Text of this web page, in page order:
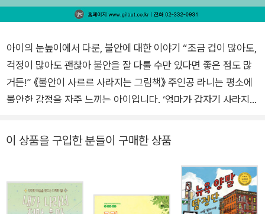
아이의 눈높이에서 다룬, 불안에 대한 이야기 “조금 겁이 많아도,
걱정이 많아도 괜찮아 불안을 잘 다룰 수만 있다면 좋은 점도 많
거든!” 《불안이 사르르 사라지는 그림책》 주인공 라니는 평소에
불안한 감정을 자주 느끼는 아이입니다. ‘엄마가 갑자기 사라지면
왠지 수상해…’ 일상에서 불안을 자주 느끼는 라니가 어느 날 친구
정을 이해하고, 불안을 다스리는 방법을 깨우쳐 갑니다. 이 책을
읽다 보면 아이는 불안이라는 감정이 왜 존재하는지, 어떻게 생겨
나고 커져 가는지 알 수 있습니다. 불쑥 솟구친 불안한 감정을 다
이 상품을 구입한 분들이 구매한 상품